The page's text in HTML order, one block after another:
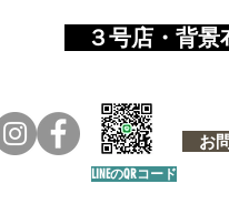
​ ３号店・背
お
LINEのQRコード